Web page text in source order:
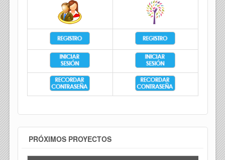
PRÓXIMOS PROYECTOS